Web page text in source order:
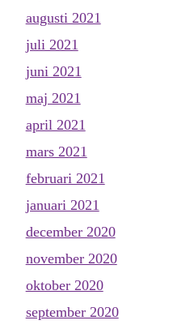
augusti 2021
juli 2021
juni 2021
maj 2021
april 2021
mars 2021
februari 2021
januari 2021
december 2020
november 2020
oktober 2020
september 2020